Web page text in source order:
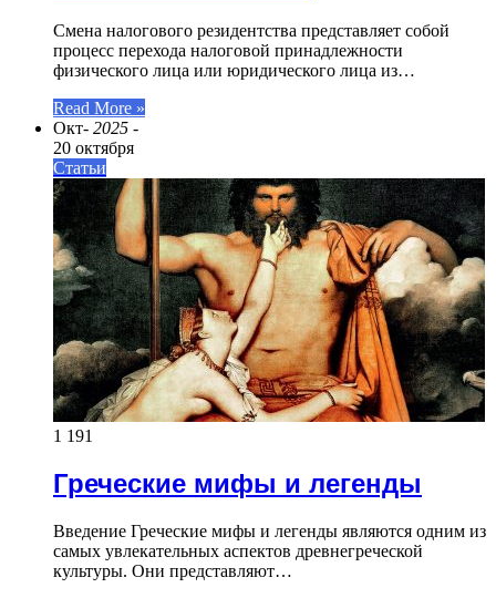
Смена налогового резидентства представляет собой
процесс перехода налоговой принадлежности
физического лица или юридического лица из…
Read More »
Окт- 2025 -
20 октября
Статьи
1 191
Греческие мифы и легенды
Введение Греческие мифы и легенды являются одним из
самых увлекательных аспектов древнегреческой
культуры. Они представляют…